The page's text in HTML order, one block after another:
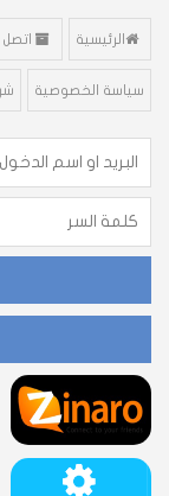
الرئيسية اتصل
سياسة الخصوصية